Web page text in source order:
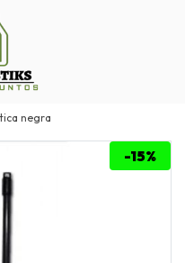
negra
-15%